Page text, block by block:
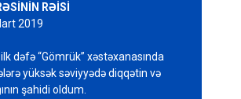
RƏİSİ
2019
dəfə “Gömrük” xəstəxanasında
yüksək səviyyədə diqqətin və
şahidi oldum.